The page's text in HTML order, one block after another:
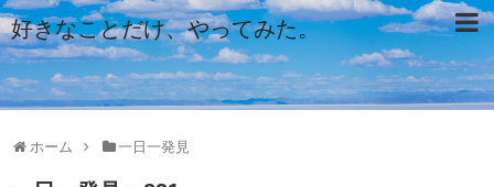
好きなことだけ、やってみた。
ホーム 一日一発見